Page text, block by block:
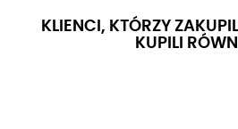
KLIENCI, KTÓRZY
KUPILI